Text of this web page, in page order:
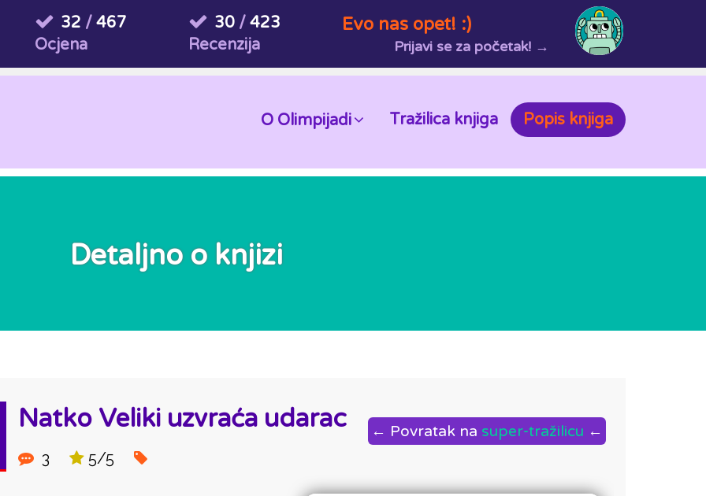
32 / 467
Ocjena
30/ 423
Recenzija
Evo nas opet! :)
Prijavi se za početak! →
O Olimpijadi Tražilica knjiga Popis knjiga
Detaljno o knjizi
Natko Veliki uzvraća udarac
3 5/5
← Povratak na super-tražilicu ←